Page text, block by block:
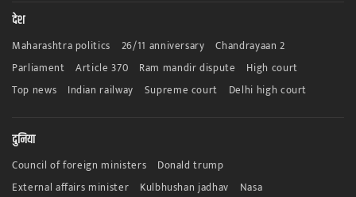
देश
Maharashtra politics 26/11 anniversary
Chandrayaan 2
Parliament
Article 370 Ram mandir dispute
High court
Top news
Indian railway Supreme court Delhi high court
दुनिया
Council of foreign ministers
Donald trump
External affairs minister
Kulbhushan jadhav
Nasa